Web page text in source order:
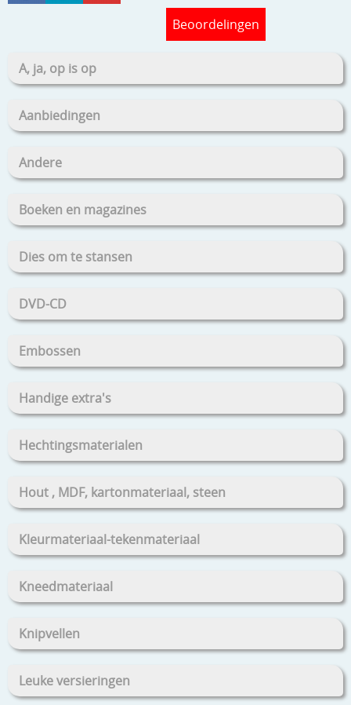
Beoordelingen
A, ja, op is op
Aanbiedingen
Andere
Boeken en magazines
Dies om te stansen
DVD-CD
Embossen
Handige extra's
Hechtingsmaterialen
Hout , MDF, kartonmateriaal, steen
Kleurmateriaal-tekenmateriaal
Kneedmateriaal
Knipvellen
Leuke versieringen